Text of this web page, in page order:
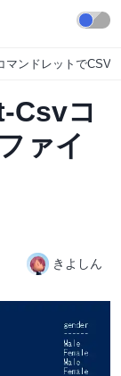
マンドレットでCSV
Csvコ
ァイ
きよしん